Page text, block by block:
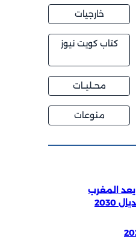
خارجيات
كتاب كويت نيوز
محــليــات
منوعات
يعد المغرب